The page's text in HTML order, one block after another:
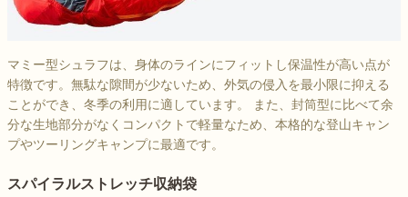
マミー型シュラフは、身体のラインにフィットし保温性が高い点が
特徴です。無駄な隙間が少ないため、外気の侵入を最小限に抑える
ことができ、冬季の利用に適しています。 また、封筒型に比べて余
分な生地部分がなくコンパクトで軽量なため、本格的な登山キャン
プやツーリングキャンプに最適です。
スパイラルストレッチ収納袋